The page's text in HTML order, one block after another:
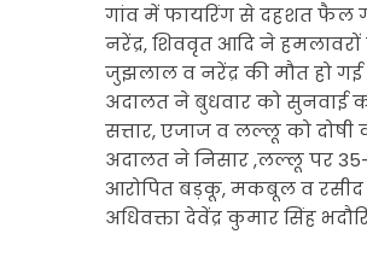
गांव में फायरिंग से दहशत फैल
नरेंद्र, शिववृत आदि ने
जुझलाल व नरेंद्र की मौत हो
अदालत ने बुधवार को सुनवाई
सत्तार, एजाज व लल्लू को दोषी
अदालत ने निसार ,लल्लू पर 35-
आरोपित बड़कू, मकबूल व रसीद
अधिवक्ता देवेंद्र कुमार सिंह